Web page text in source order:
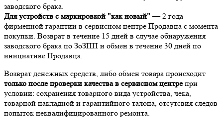
заводского брака.
Для устройств с маркировкой "как новый" — 2 года
фирменной гарантии в сервисном центре Продавца с момента
покупки. Возврат в течение 15 дней в случае обнаружения
заводского брака по ЗоЗПП и обмен в течение 30 дней по
инициативе Продавца.
Возврат денежных средств, либо обмен товара происходит
только после проверки качества в сервисном центрепри
условии: сохранения товарного вида устройства, чека,
товарной накладной и гарантийного талона, отсутсвия следов
попыток неквалифицированного ремонта.